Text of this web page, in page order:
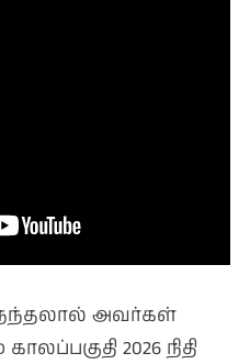
அவர்கள்
2026 நிதி